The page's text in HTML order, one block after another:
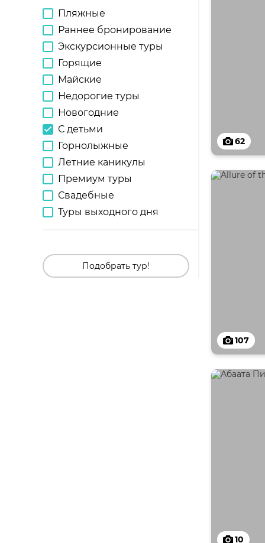
Пляжные
Раннее бронирование
Экскурсионные туры
Горящие
Майские
Недорогие туры
Новогодние
С детьми
Горнолыжные
Летние каникулы
Премиум туры
Свадебные
Туры выходного дня
Подобрать тур!
62
107
10